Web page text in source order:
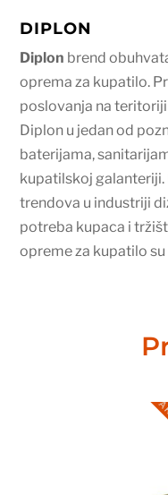
DIPLON
Diplon brend
oprema za kupatilo.
poslovanja na
Diplon u jedan od
baterijama,
kupatilskoj
trendova u industriji
potreba kupaca i
opreme za kupatilo